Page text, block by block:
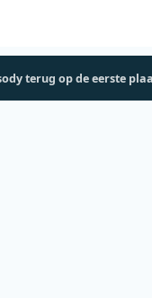
terug op de eerste